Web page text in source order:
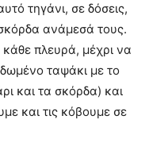
τηγάνι, σε δόσεις,
ανάμεσά τους.
πλευρά, μέχρι να
ταψάκι με το
και τα σκόρδα) και
και τις κόβουμε σε